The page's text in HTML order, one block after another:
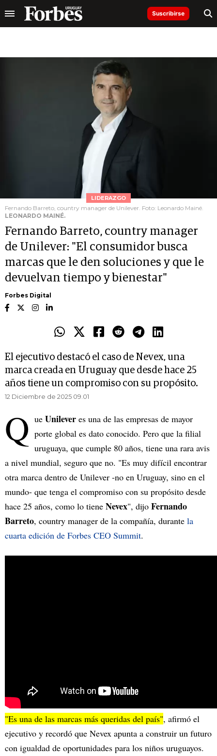
Suscribirse
LIDERAZGO
Fernando Barreto, country manager de Unilever. Foto: Leonardo Mainé.
LEONARDO MAINÉ.
Fernando Barreto, country manager
de Unilever: "El consumidor busca
marcas que le den soluciones y que le
devuelvan tiempo y bienestar"
Forbes Digital
El ejecutivo destacó el caso de Nevex, una
marca creada en Uruguay que desde hace 25
años tiene un compromiso con su propósito.
12 Diciembre de 2025 09.01
Q ue Unilever es una de las empresas de mayor
porte global es dato conocido. Pero que la filial
uruguaya, que cumple 80 años, tiene una rara avis
a nivel mundial, seguro que no. "Es muy difícil encontrar
otra marca dentro de Unilever -no en Uruguay, sino en el
mundo- que tenga el compromiso con su propósito desde
hace 25 años, como lo tiene Nevex", dijo Fernando
Barreto, country manager de la compañía, durante la
cuarta edición de Forbes CEO Summit.
"Es una de las marcas más queridas del país", afirmó el
ejecutivo y recordó que Nevex apunta a construir un futuro
con igualdad de oportunidades para los niños uruguayos.